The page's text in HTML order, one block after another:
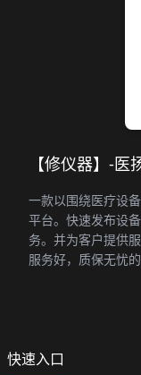
【修仪器】-
一款以围绕医疗设
平台。快速发布设
务。并为客户提供
服务好，质保无忧的
快速入口